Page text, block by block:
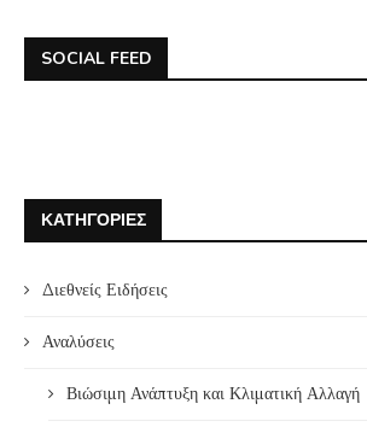
SOCIAL FEED
ΚΑΤΗΓΟΡΊΕΣ
Διεθνείς Ειδήσεις
Αναλύσεις
Βιώσιμη Ανάπτυξη και Κλιματική Αλλαγή